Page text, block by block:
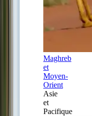
Maghreb
et
Moyen-
Orient
Asie
et
Pacifique